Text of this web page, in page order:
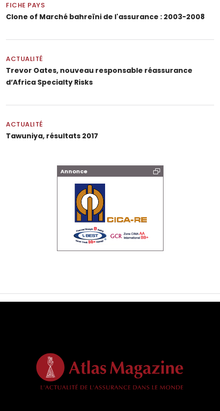
FICHE PAYS
Clone of Marché bahreïni de l'assurance : 2003-2008
ACTUALITÉ
Trevor Oates, nouveau responsable réassurance
d’Africa Specialty Risks
ACTUALITÉ
Tawuniya, résultats 2017
Annonce